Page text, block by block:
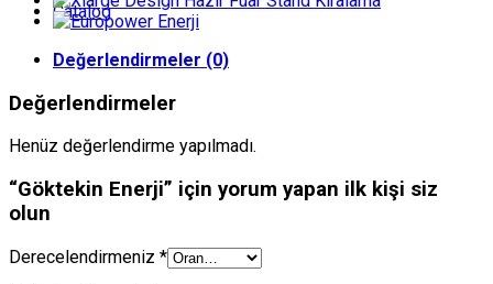
Catalog
Değerlendirmeler (0)
Değerlendirmeler
Henüz değerlendirme yapılmadı.
“Göktekin Enerji” için yorum yapan ilk kişi siz
olun
Derecelendirmeniz *